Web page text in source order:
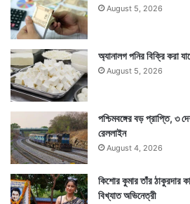
August 5, 2026
অ্যানালগ পনির বিক্রি করা
August 5, 2026
পশ্চিমবঙ্গের বড় প্রাপ্তি, ৩
রেললাইন
August 4, 2026
কিশোর কুমার তাঁর ঠাকুরদার
বিখ্যাত অভিনেত্রী